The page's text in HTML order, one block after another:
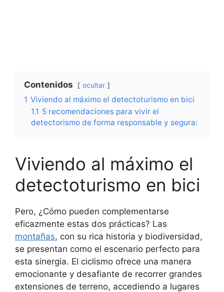
Contenidos ocultar
1 Viviendo al máximo el detectoturismo en bici
1.1 5 recomendaciones para vivir el
detectorismo de forma responsable y segura:
Viviendo al máximo el
detectoturismo en bici
Pero, ¿Cómo pueden complementarse
eficazmente estas dos prácticas? Las
montañas, con su rica historia y biodiversidad,
se presentan como el escenario perfecto para
esta sinergia. El ciclismo ofrece una manera
emocionante y desafiante de recorrer grandes
extensiones de terreno, accediendo a lugares